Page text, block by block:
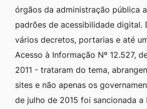
órgãos da administração pública
padrões de acessibilidade digital.
vários decretos, portarias e até
Acesso à Informação Nº 12.527,
2011 - trataram do tema,
sites e não apenas os
de julho de 2015 foi sancionada a